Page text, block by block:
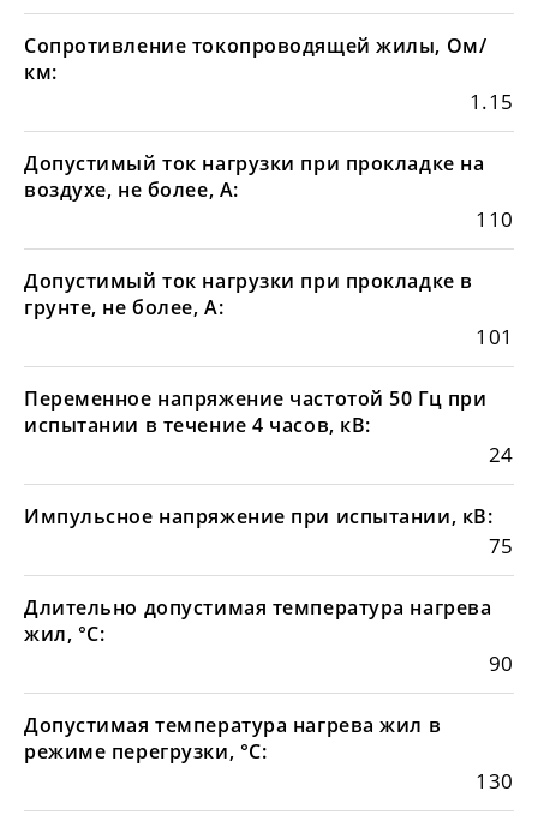
Сопротивление токопроводящей жилы, Ом/
км:
1.15
Допустимый ток нагрузки при прокладке на
воздухе, не более, А:
110
Допустимый ток нагрузки при прокладке в
грунте, не более, А:
101
Переменное напряжение частотой 50 Гц при
испытании в течение 4 часов, кВ:
24
Импульсное напряжение при испытании, кВ:
75
Длительно допустимая температура нагрева
жил, °С:
90
Допустимая температура нагрева жил в
режиме перегрузки, °С:
130